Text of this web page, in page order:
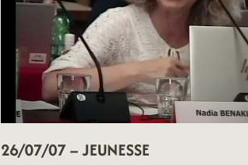
26/07/07 – JEUNESSE